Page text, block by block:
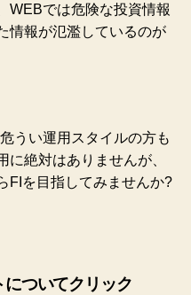
WEBでは危険な投資情報
情報が氾濫しているのが
うい運用スタイルの方も
に絶対はありませんが、
FIを目指してみませんか?
ついてクリック